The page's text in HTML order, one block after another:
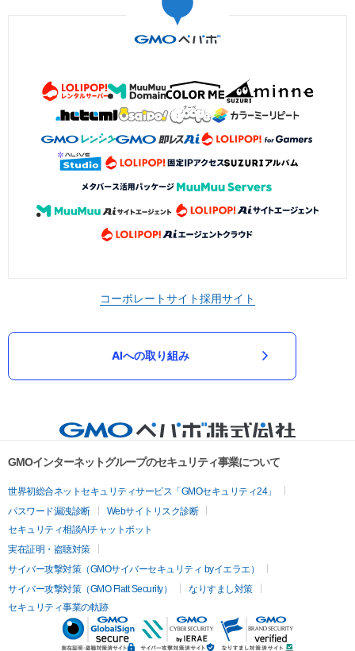
コーポレートサイト採用サイト
AIへの取り組み
GMOインターネットグループのセキュリティ事業について
世界初総合ネットセキュリティサービス「GMOセキュリティ24」
パスワード漏洩診断
Webサイトリスク診断
セキュリティ相談AIチャットボット
実在証明・盗聴対策
サイバー攻撃対策（GMOサイバーセキュリティ byイエラエ）
サイバー攻撃対策（GMO Flatt Security）
なりすまし対策
セキュリティ事業の軌跡